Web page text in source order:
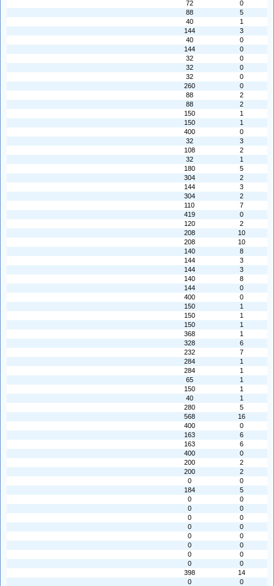
72
0
88
5
40
1
144
3
40
0
144
0
32
0
32
0
32
0
260
0
88
2
88
2
150
1
150
1
400
0
32
3
108
2
32
1
180
5
304
2
144
3
304
2
110
7
419
0
120
2
208
10
208
10
140
8
144
3
144
3
140
8
144
0
400
0
150
1
150
1
150
1
368
1
328
6
232
7
284
1
284
1
65
1
150
1
40
1
280
5
568
16
400
0
163
6
163
6
400
0
200
2
200
2
0
0
184
5
0
0
0
0
0
0
0
0
0
0
0
0
0
0
0
0
398
14
0
0